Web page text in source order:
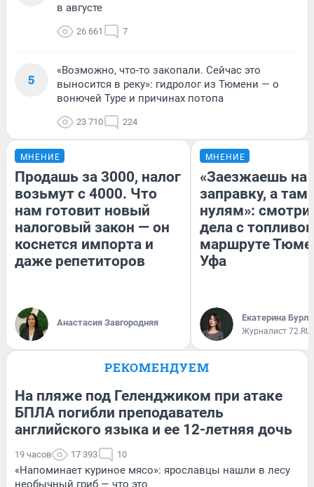
в августе
26 661 7
5
«Возможно, что-то закопали. Сейчас это
выносится в реку»: гидролог из Тюмени — о
вонючей Туре и причинах потопа
23 710 224
МНЕНИЕ
Продашь за 3000, налог
возьмут с 4000. Что
нам готовит новый
налоговый закон — он
коснется импорта и
даже репетиторов
Анастасия Завгородняя
МНЕНИЕ
«Заезжаешь на
заправку, а там
нулям»:
дела с
маршруте
Уфа
Екатерина
Журналист 72.RU
РЕКОМЕНДУЕМ
На пляже под Геленджиком при атаке
БПЛА погибли преподаватель
английского языка и ее 12-летняя дочь
19 часов 17 393 10
«Напоминает куриное мясо»: ярославцы нашли в лесу
необычный гриб — что это